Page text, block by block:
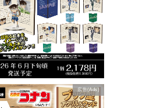
広告(Ads)